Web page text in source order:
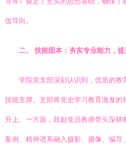
值导向。
二、 技能固本：夯实专业能力，
学院党支部深刻认识到，优质的教
技能支撑。支部将党史学习教育激发的
升上。一方面，鼓励党员教师带头深
案例、精神谱系融入摄影、摄像、编导